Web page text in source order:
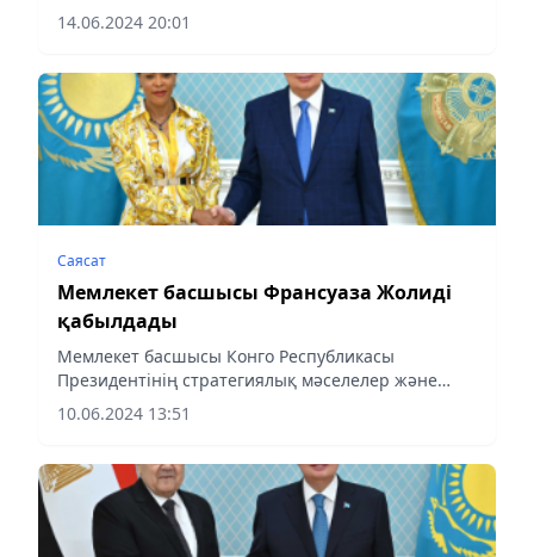
14.06.2024 20:01
Саясат
Мемлекет басшысы Франсуаза Жолиді
қабылдады
Мемлекет басшысы Конго Республикасы
Президентінің стратегиялық мәселелер және
халықаралық ынтымақтастық жөніндегі жеке
өкілі Франсуаза Жолиді қабылдады
10.06.2024 13:51